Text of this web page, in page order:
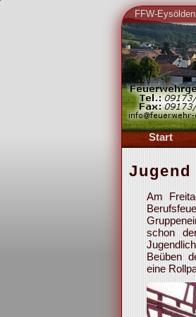
FFW-Eysölden
Start
Einsätze
Übungsplan
Termine
Kalender
Am
schon
Beüben
eine